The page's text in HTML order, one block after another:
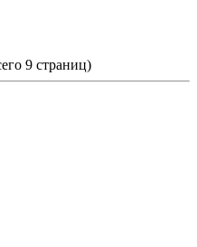
9 страниц)